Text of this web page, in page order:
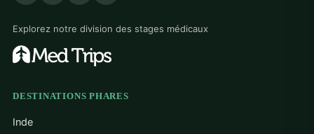
Explorez notre division des stages médicaux
DESTINATIONS PHARES
Inde